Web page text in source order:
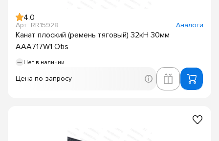
4.0
Арт.: RR15928 Аналоги
Канат плоский (ремень тяговый) 32кН 30мм
AAA717W1 Otis
Нет в наличии
Цена по запросу